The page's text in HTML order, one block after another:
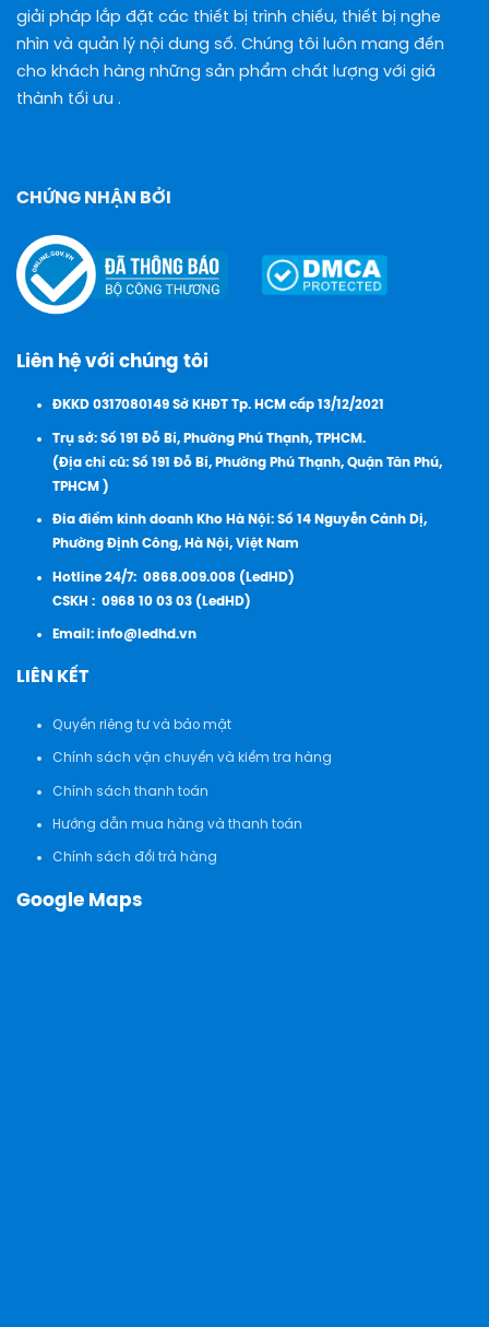
giải pháp lắp đặt các thiết bị trình chiếu, thiết bị nghe
nhìn và quản lý nội dung số. Chúng tôi luôn mang đến
cho khách hàng những sản phẩm chất lượng với giá
thành tối ưu .
CHỨNG NHẬN BỞI
Liên hệ với chúng tôi
ĐKKD 0317080149 Sở KHĐT Tp. HCM cấp 13/12/2021
Trụ sở: Số 191 Đỗ Bí, Phường Phú Thạnh, TPHCM.
(Địa chỉ cũ: Số 191 Đỗ Bí, Phường Phú Thạnh, Quận Tân Phú,
TPHCM )
Đia điểm kinh doanh Kho Hà Nội: Số 14 Nguyễn Cảnh Dị,
Phường Định Công, Hà Nội, Việt Nam
Hotline 24/7: 0868.009.008 (LedHD)
CSKH : 0968 10 03 03 (LedHD)
Email:info@ledhd.vn
LIÊN KẾT
Quyền riêng tư và bảo mật
Chính sách vận chuyển và kiểm tra hàng
Chính sách thanh toán
Hướng dẫn mua hàng và thanh toán
Chính sách đổi trả hàng
Google Maps